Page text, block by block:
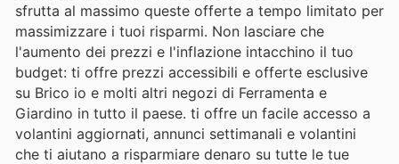
sfrutta al massimo queste offerte a tempo limitato per
massimizzare i tuoi risparmi. Non lasciare che
l'aumento dei prezzi e l'inflazione intacchino il tuo
budget: ti offre prezzi accessibili e offerte esclusive
su Brico io e molti altri negozi di Ferramenta e
Giardino in tutto il paese. ti offre un facile accesso a
volantini aggiornati, annunci settimanali e volantini
che ti aiutano a risparmiare denaro su tutte le tue